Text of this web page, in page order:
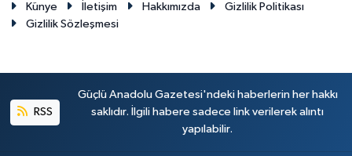
Künye İletişim Hakkımızda
Gizlilik Politikası
Gizlilik Sözleşmesi
RSS
Güçlü Anadolu Gazetesi'ndeki haberlerin her hakkı
saklıdır. İlgili habere sadece link verilerek alıntı
yapılabilir.